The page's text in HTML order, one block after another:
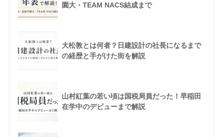
園大・TEAM NACS結成まで
大松敦とは何者？日建設計の社長になるまで
の経歴と手がけた街を解説
山村紅葉の若い頃は国税局員だった！早稲田
在学中のデビューまで解説